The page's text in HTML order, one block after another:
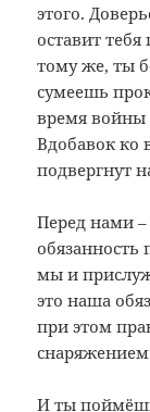
этого.
оставит
тому же, ты
сумеешь
время войны
Вдобавок ко
подвергнут
Перед нами –
обязанность
мы и
это наша
при этом
И ты